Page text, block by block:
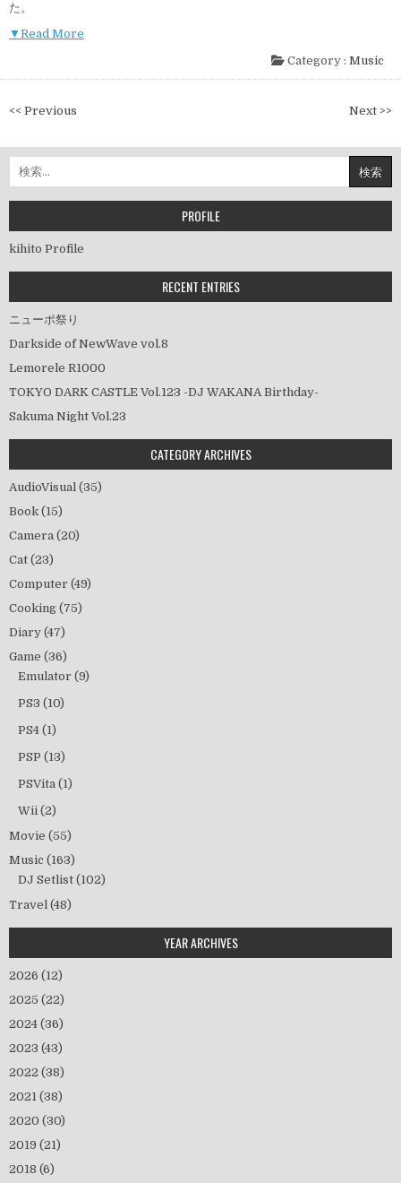
た。
▼Read More
Category : Music
投
ナ
ビ
ゲ
シ
<< Previous Next >>
索:
PROFILE
kihito Profile
RECENT ENTRIES
ニューポ祭り
Darkside of NewWave vol.8
Lemorele R1000
TOKYO DARK CASTLE Vol.123 -DJ WAKANA Birthday-
Sakuma Night Vol.23
CATEGORY ARCHIVES
AudioVisual (35)
Book (15)
Camera (20)
Cat (23)
Computer (49)
Cooking (75)
Diary (47)
Game (36)
Emulator (9)
PS3 (10)
PS4 (1)
PSP (13)
PSVita (1)
Wii (2)
Movie (55)
Music (163)
DJ Setlist (102)
Travel (48)
YEAR ARCHIVES
2026 (12)
2025 (22)
2024 (36)
2023 (43)
2022 (38)
2021 (38)
2020 (30)
2019 (21)
2018 (6)